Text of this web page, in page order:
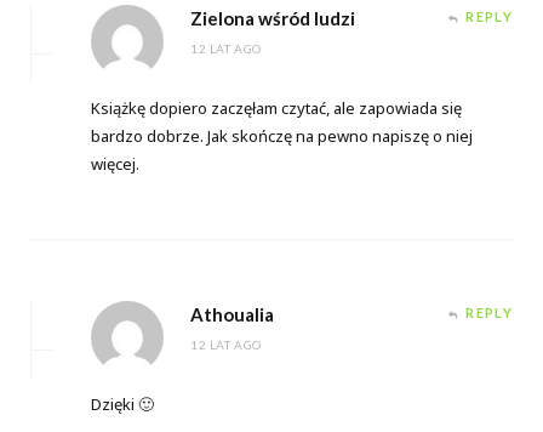
Zielona wśród ludzi
12 LAT AGO
REPLY
Książkę dopiero zaczęłam czytać, ale zapowiada się
bardzo dobrze. Jak skończę na pewno napiszę o niej
więcej.
Athoualia
12 LAT AGO
REPLY
Dzięki 🙂